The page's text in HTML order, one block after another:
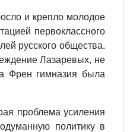
и крепло молодое
первоклассного
русского общества.
Лазаревых, не
Френ гимназия была
проблема усиления
политику в